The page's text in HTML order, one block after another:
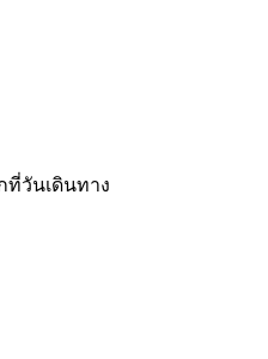
ที่วันเดินทาง